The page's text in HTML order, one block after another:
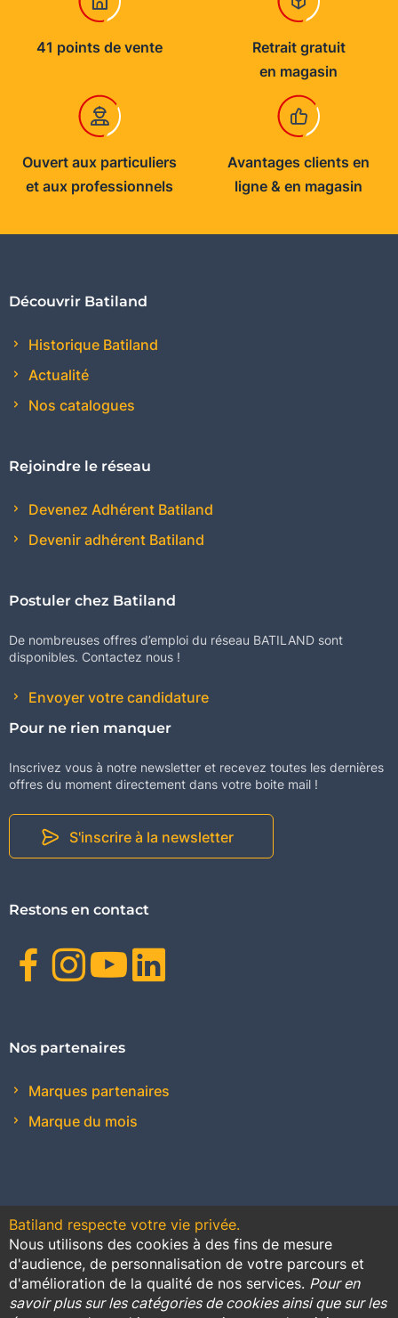
41 points de vente
Retrait gratuit
en magasin
Ouvert aux particuliers
et aux professionnels
Avantages clients en
ligne & en magasin
Découvrir Batiland
Historique Batiland
Actualité
Nos catalogues
Rejoindre le réseau
Devenez Adhérent Batiland
Devenir adhérent Batiland
Postuler chez Batiland
De nombreuses offres d’emploi du réseau BATILAND sont
disponibles. Contactez nous !
Envoyer votre candidature
Pour ne rien manquer
Inscrivez vous à notre newsletter et recevez toutes les dernières
offres du moment directement dans votre boite mail !
S'inscrire à la newsletter
Restons en contact
Facebook
Instagram
Youtube
Nos partenaires
Marques partenaires
Marque du mois
Contact Conditions générales de vente
Promotions
Batiland respecte votre vie privée.
Nous utilisons des cookies à des fins de mesure
d'audience, de personnalisation de votre parcours et
d'amélioration de la qualité de nos services. Pour en
savoir plus sur les catégories de cookies ainsi que sur les